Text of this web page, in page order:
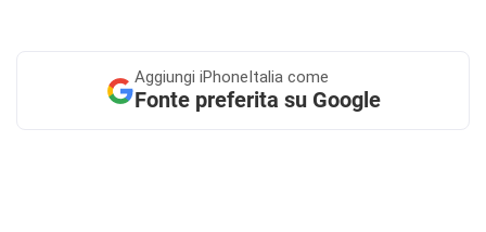
Aggiungi iPhoneItalia come
Fonte preferita su Google